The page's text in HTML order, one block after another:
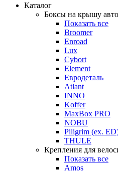
Каталог
Боксы на крышу
Показать все
Broomer
Enroad
Lux
Cybort
Element
Евродеталь
Atlant
INNO
Koffer
MaxBox PRO
NOBU
Piligrim (ex.
THULE
Крепления для
Показать все
Amos